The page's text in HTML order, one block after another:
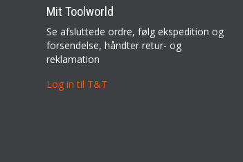
Mit Toolworld
Se afsluttede ordre, følg ekspedition og
forsendelse, håndter retur- og
reklamation
Log in til T&T